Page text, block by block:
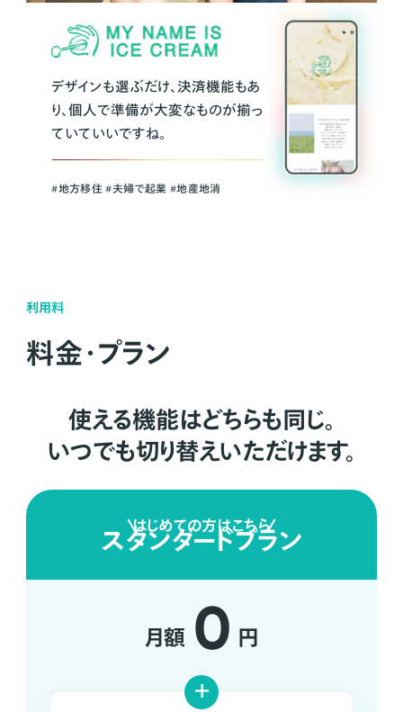
デザインも選ぶだけ、決済機能もあ
り、個人で準備が大変なものが揃っ
ていていいですね。
#地方移住 #夫婦で起業 #地産地消
利用料
料金・プラン
使える機能はどちらも同じ。
いつでも切り替えいただけます。
はじめての方はこちら
スタンダードプラン
月額 0 円
+